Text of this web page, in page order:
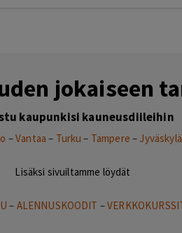
jokaiseen
kaupunkisi kauneusdiileihin
–Vantaa – Turku – Tampere – Jyväskylä
Lisäksi sivuiltamme löydät
– ALENNUSKOODIT –